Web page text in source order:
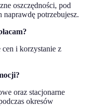
oszczędności, pod
potrzebujesz.
i korzystanie z
oraz stacjonarne
okresów